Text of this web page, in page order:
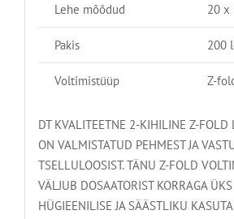
Lehe mõõdud 20 x
Pakis 200
Voltimistüüp Z-
DT KVALITEETNE 2-KIHILINE Z-FOLD
ON VALMISTATUD PEHMEST JA
TSELLULOOSIST. TÄNU Z-FOLD
VÄLJUB DOSAATORIST KORRAGA
HÜGIEENILISE JA SÄÄSTLIKU